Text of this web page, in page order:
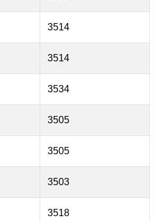
3514
3514
3534
3505
3505
3503
3518